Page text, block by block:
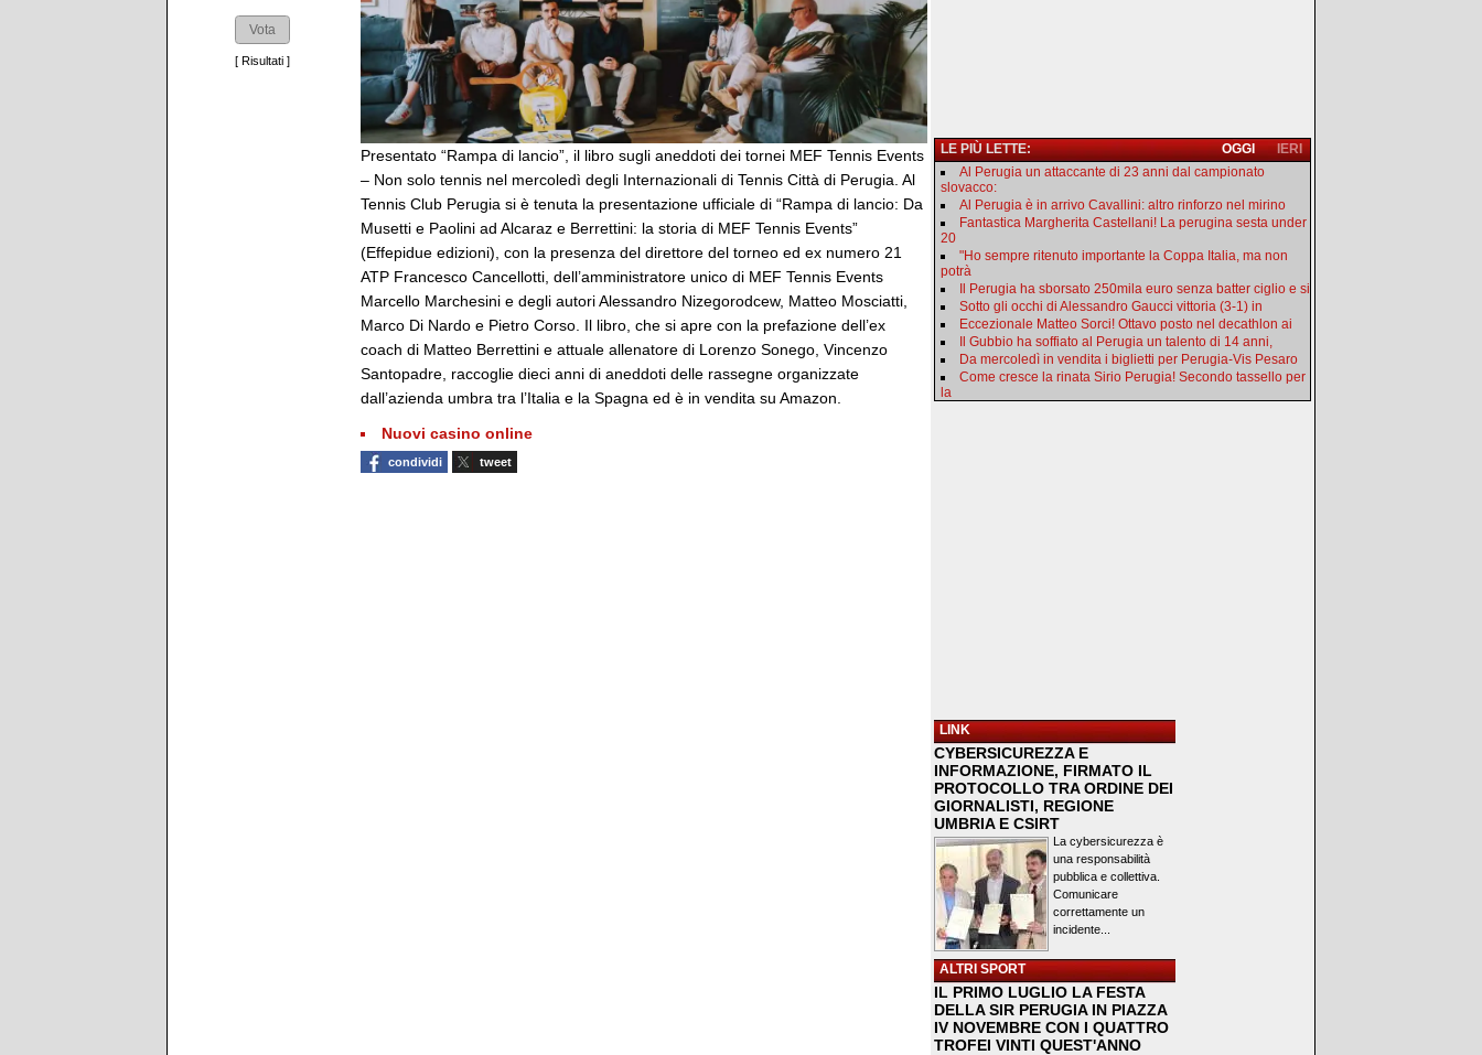
[ Risultati ]
Presentato “Rampa di lancio”, il libro sugli aneddoti dei tornei MEF Tennis Events
– Non solo tennis nel mercoledì degli Internazionali di Tennis Città di Perugia. Al
Tennis Club Perugia si è tenuta la presentazione ufficiale di “Rampa di lancio: Da
Musetti e Paolini ad Alcaraz e Berrettini: la storia di MEF Tennis Events”
(Effepidue edizioni), con la presenza del direttore del torneo ed ex numero 21
ATP Francesco Cancellotti, dell’amministratore unico di MEF Tennis Events
Marcello Marchesini e degli autori Alessandro Nizegorodcew, Matteo Mosciatti,
Marco Di Nardo e Pietro Corso. Il libro, che si apre con la prefazione dell’ex
coach di Matteo Berrettini e attuale allenatore di Lorenzo Sonego, Vincenzo
Santopadre, raccoglie dieci anni di aneddoti delle rassegne organizzate
dall’azienda umbra tra l’Italia e la Spagna ed è in vendita su Amazon.
Nuovi casino online
condividi tweet
LE PIÙ LETTE: IERI
OGGI
Al Perugia un attaccante di 23 anni dal campionato
slovacco:
Al Perugia è in arrivo Cavallini: altro rinforzo nel mirino
Fantastica Margherita Castellani! La perugina sesta under
20
"Ho sempre ritenuto importante la Coppa Italia, ma non
potrà
Il Perugia ha sborsato 250mila euro senza batter ciglio e si
Sotto gli occhi di Alessandro Gaucci vittoria (3-1) in
Eccezionale Matteo Sorci! Ottavo posto nel decathlon ai
Il Gubbio ha soffiato al Perugia un talento di 14 anni,
Da mercoledì in vendita i biglietti per Perugia-Vis Pesaro
Come cresce la rinata Sirio Perugia! Secondo tassello per
la
LINK
CYBERSICUREZZA E
INFORMAZIONE, FIRMATO IL
PROTOCOLLO TRA ORDINE DEI
GIORNALISTI, REGIONE
UMBRIA E CSIRT
La cybersicurezza è
una responsabilità
pubblica e collettiva.
Comunicare
correttamente un
incidente...
ALTRI SPORT
IL PRIMO LUGLIO LA FESTA
DELLA SIR PERUGIA IN PIAZZA
IV NOVEMBRE CON I QUATTRO
TROFEI VINTI QUEST'ANNO